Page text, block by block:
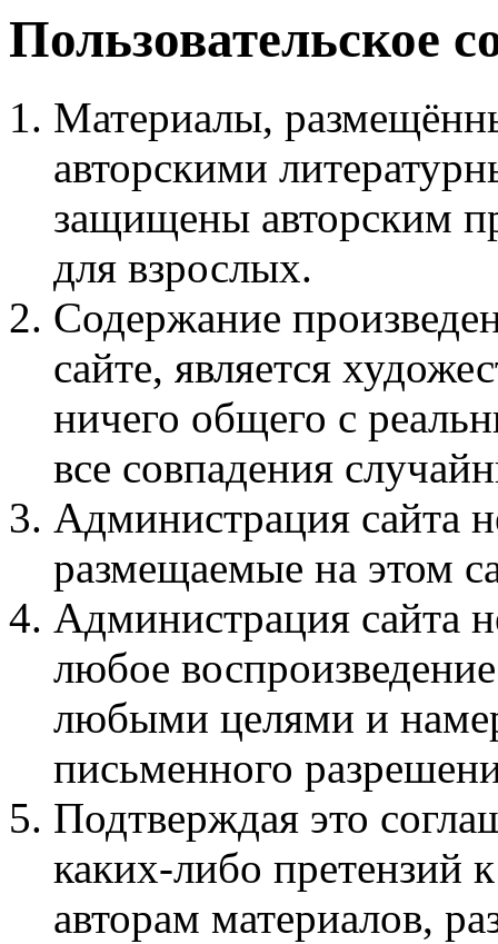
Пользовательское
Материалы,
авторскими
защищены авторским
для взрослых.
Содержание
сайте, является
ничего общего с
все совпадения
Администрация сайта
размещаемые на этом
Администрация сайта
любое
любыми целями и
письменного
Подтверждая это
каких-либо претензий
авторам материалов,